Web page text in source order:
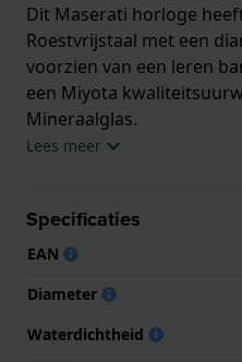
Dit Maserati horloge
Roestvrijstaal met een
voorzien van een leren
een Miyota
Mineraalglas.
horloge geleverd met 2
Lees meer
Specificaties
EAN
Diameter
Waterdichtheid